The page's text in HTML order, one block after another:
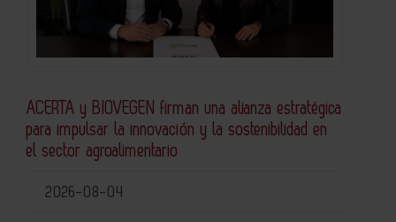
ACERTA y BIOVEGEN firman una alianza estratégica
para impulsar la innovación y la sostenibilidad en
el sector agroalimentario
2026-08-04